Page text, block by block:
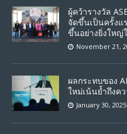
ผู้คว้ารางวัล
จัดขึ้นเป็นครั้งแ
ขึ้นอย่างยิ่งใหญ่
November 21,
ผลกระทบของ
ใหม่เน้นย้ำถึงค
January 30, 2025